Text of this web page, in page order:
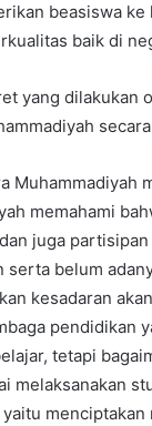
beasiswa
baik di
yang dilakukan
memahami
juga
belum
kesadaran
pendidikan
tetapi
melaksanakan